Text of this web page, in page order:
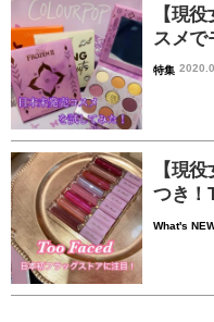
【現
スメで
特集
【現
つき！
What's